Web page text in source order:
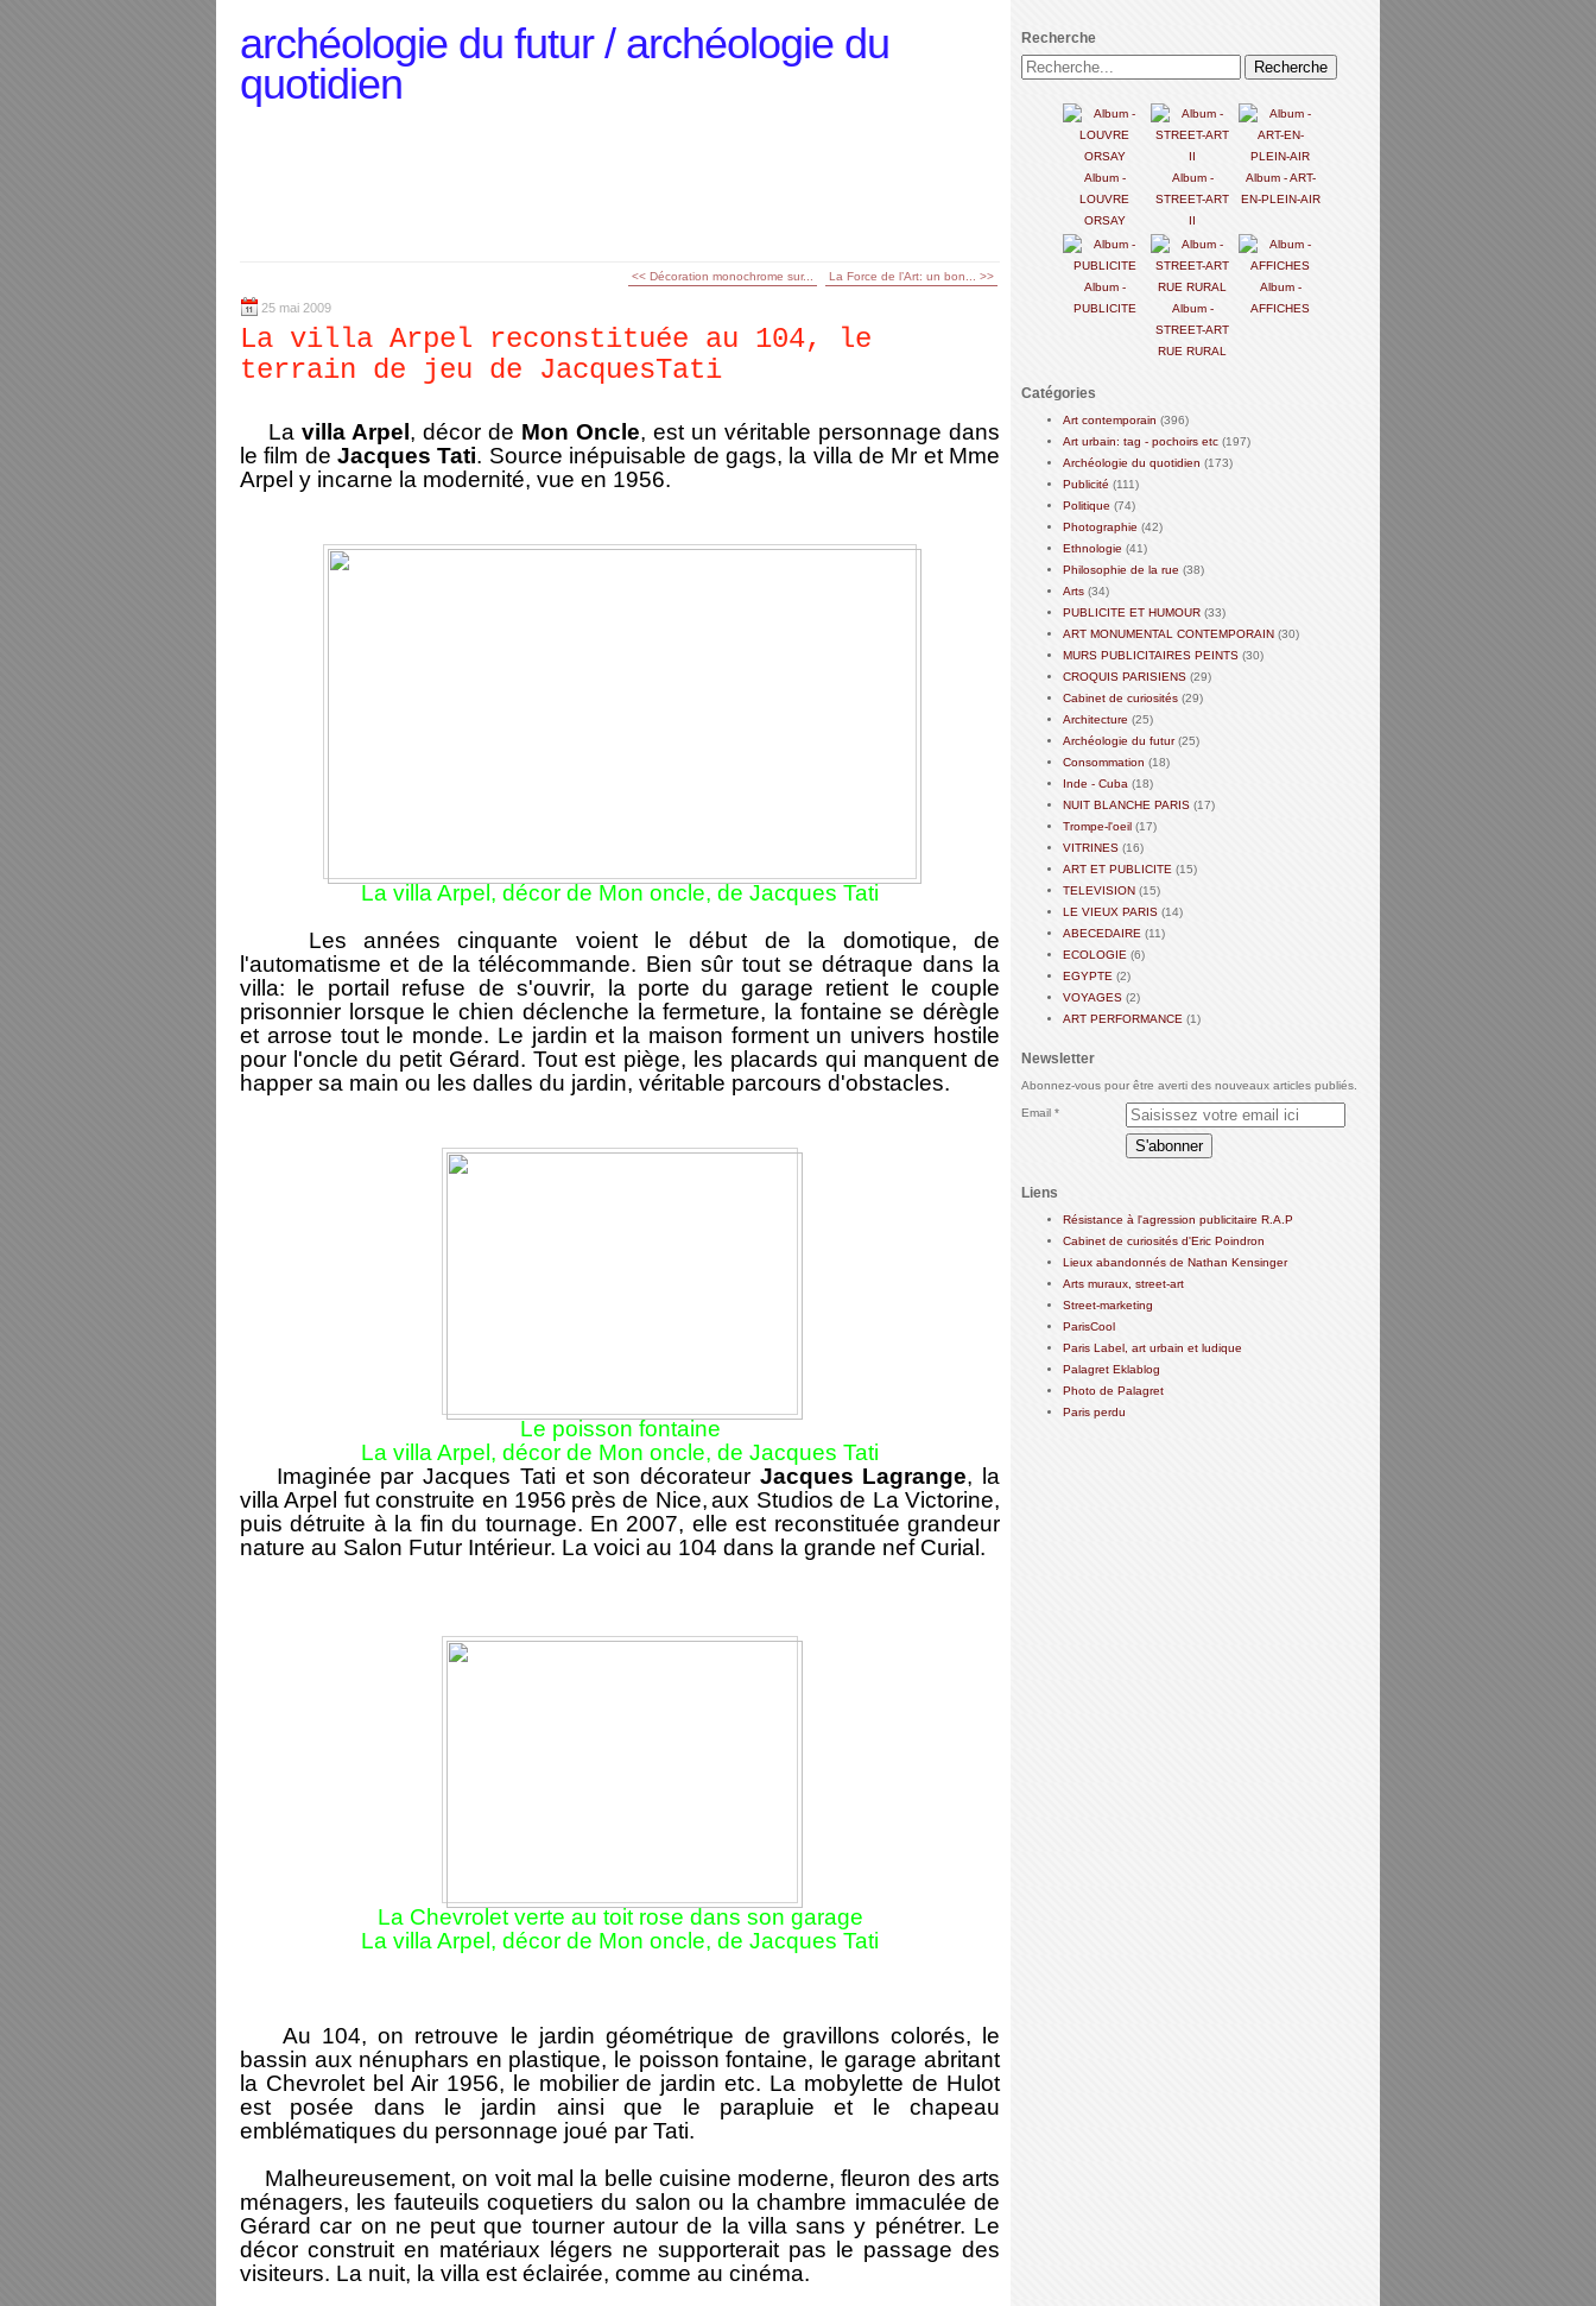
archéologie du futur / archéologie du
quotidien
<< Décoration monochrome sur... La Force de l’Art: un bon... >>
25 mai 2009
La villa Arpel reconstituée au 104, le
terrain de jeu de JacquesTati
La villa Arpel , décor de Mon Oncle, est un véritable personnage dans
le film deJacques Tati. Source inépuisable de gags, la villa de Mr et Mme
Arpel y incarne la modernité, vue en 1956.
La villa Arpel, décor de Mon oncle, de Jacques Tati
Les années cinquante voient le début de la domotique, de
l'automatisme et de la télécommande. Bien sûr tout se détraque dans la
villa: le portail refuse de s'ouvrir, la porte du garage retient le couple
prisonnier lorsque le chien déclenche la fermeture, la fontaine se dérègle
et arrose tout le monde. Le jardin et la maison forment un univers hostile
pour l'oncle du petit Gérard. Tout est piège, les placards qui manquent de
happer sa main ou les dalles du jardin, véritable parcours d'obstacles.
Le poisson fontaine
La villa Arpel, décor de Mon oncle, de Jacques Tati
Imaginée par Jacques Tati et son décorateur Jacques Lagrange, la
villa Arpel fut construite en 1956 près de Nice,aux Studios de La Victorine,
puis détruite à la fin du tournage. En 2007, elle est reconstituée grandeur
nature au Salon Futur Intérieur. La voici au 104 dans la grande nef Curial.
La Chevrolet verte au toit rose dans son garage
La villa Arpel, décor de Mon oncle, de Jacques Tati
Au 104, on retrouve le jardin géométrique de gravillons colorés, le
bassin aux nénuphars en plastique, le poisson fontaine, le garage abritant
la Chevrolet bel Air 1956, le mobilier de jardin etc. La mobylette de Hulot
est posée dans le jardin ainsi que le parapluie et le chapeau
emblématiques du personnage joué par Tati.
Malheureusement, on voit mal la belle cuisine moderne, fleuron des arts
ménagers, les fauteuils coquetiers du salon ou la chambre immaculée de
Gérard car on ne peut que tourner autour de la villa sans y pénétrer. Le
décor construit en matériaux légers ne supporterait pas le passage des
visiteurs. La nuit, la villa est éclairée, comme au cinéma.
Recherche
Album -
LOUVRE
ORSAY
Album -
STREET-ART
II
Album - ART-
EN-PLEIN-AIR
Album -
PUBLICITE
Album -
STREET-ART
RUE RURAL
Album -
AFFICHES
Catégories
Art contemporain (396)
Art urbain: tag - pochoirs etc (197)
Archéologie du quotidien (173)
Publicité (111)
Politique (74)
Photographie (42)
Ethnologie (41)
Philosophie de la rue (38)
Arts (34)
PUBLICITE ET HUMOUR (33)
ART MONUMENTAL CONTEMPORAIN (30)
MURS PUBLICITAIRES PEINTS (30)
CROQUIS PARISIENS (29)
Cabinet de curiosités (29)
Architecture (25)
Archéologie du futur(25)
Consommation (18)
Inde - Cuba (18)
NUIT BLANCHE PARIS (17)
Trompe-l'oeil (17)
VITRINES (16)
ART ET PUBLICITE (15)
TELEVISION (15)
LE VIEUX PARIS (14)
ABECEDAIRE (11)
ECOLOGIE (6)
EGYPTE (2)
VOYAGES (2)
ART PERFORMANCE (1)
Newsletter
Abonnez-vous pour être averti des nouveaux articles publiés.
Email
Liens
Résistance à l'agression publicitaire R.A.P
Cabinet de curiosités d'Eric Poindron
Lieux abandonnés de Nathan Kensinger
Arts muraux, street-art
Street-marketing
ParisCool
Paris Label, art urbain et ludique
Palagret Eklablog
Photo de Palagret
Paris perdu